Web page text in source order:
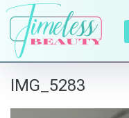
IMG_5283